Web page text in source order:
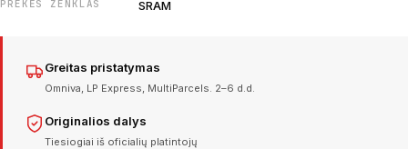
PREKĖS ŽENKLAS SRAM
Greitas pristatymas
Omniva, LP Express, MultiParcels. 2–6 d.d.
Originalios dalys
Tiesiogiai iš oficialių platintojų